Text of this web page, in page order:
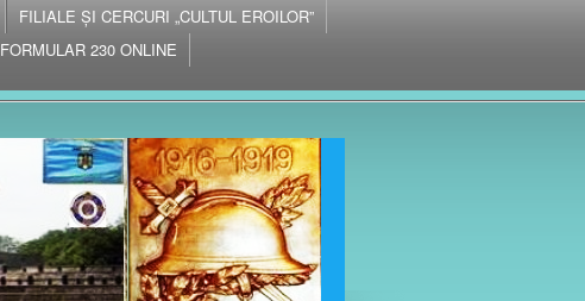
FILIALE ȘI CERCURI „CULTUL EROILOR”
FORMULAR 230 ONLINE